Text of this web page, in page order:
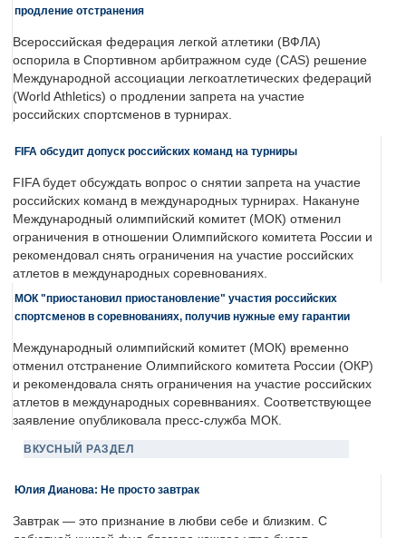
продление отстранения
Всероссийская федерация легкой атлетики (ВФЛА)
оспорила в Спортивном арбитражном суде (CAS) решение
Международной ассоциации легкоатлетических федераций
(World Athletics) о продлении запрета на участие
российских спортсменов в турнирах.
FIFA обсудит допуск российских команд на турниры
FIFA будет обсуждать вопрос о снятии запрета на участие
российских команд в международных турнирах. Накануне
Международный олимпийский комитет (МОК) отменил
ограничения в отношении Олимпийского комитета России и
рекомендовал снять ограничения на участие российских
атлетов в международных соревнованиях.
МОК "приостановил приостановление" участия российских
спортсменов в соревнованиях, получив нужные ему гарантии
Международный олимпийский комитет (МОК) временно
отменил отстранение Олимпийского комитета России (ОКР)
и рекомендовала снять ограничения на участие российских
атлетов в международных соревнваниях. Соответствующее
заявление опубликовала пресс-служба МОК.
ВКУСНЫЙ РАЗДЕЛ
Юлия Дианова: Не просто завтрак
Завтрак — это признание в любви себе и близким. С